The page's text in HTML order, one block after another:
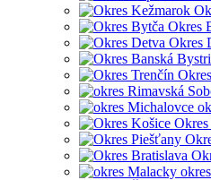
Okres
Okres